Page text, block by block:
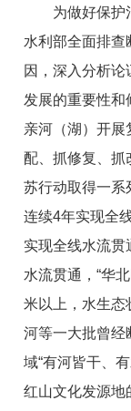
为做好保护
水利部全面排查
因，深入分析
发展的重要性和
亲河（湖）开展
配、抓修复、抓
苏行动取得一系
连续4年实现全
实现全线水流贯
水流贯通，“华
米以上，水生态
河等一大批曾经
域“有河皆干、
红山文化发源地